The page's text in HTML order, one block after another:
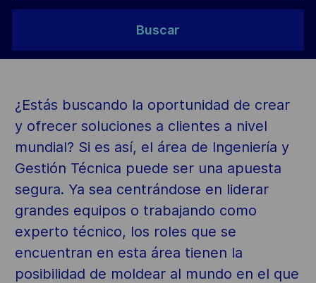
Buscar
¿Estás buscando la oportunidad de crear
y ofrecer soluciones a clientes a nivel
mundial? Si es así, el área de Ingeniería y
Gestión Técnica puede ser una apuesta
segura. Ya sea centrándose en liderar
grandes equipos o trabajando como
experto técnico, los roles que se
encuentran en esta área tienen la
posibilidad de moldear al mundo en el que